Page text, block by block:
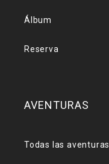
Álbum
Reserva
AVENTURAS
Todas las aventuras